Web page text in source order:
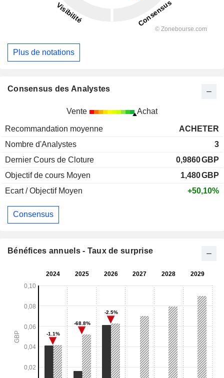
Plus de notations
Consensus des Analystes
Vente Achat
Recommandation moyenne
ACHETER
Nombre d'Analystes
3
Dernier Cours de Cloture
0,9860GBP
Objectif de cours Moyen
1,480GBP
Ecart / Objectif Moyen
+50,10%
Consensus
Bénéfices annuels - Taux de surprise